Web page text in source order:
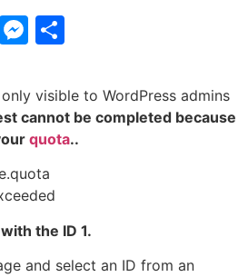
WhatsApp
Messenger
visible to WordPress admins
cannot be completed because
quota..
the ID 1.
and select an ID from an